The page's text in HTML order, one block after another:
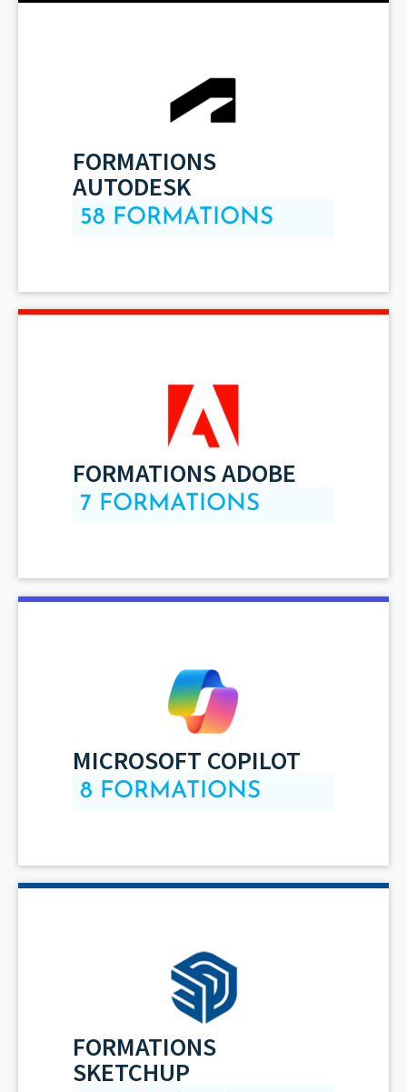
FORMATIONS
AUTODESK
58 FORMATIONS
FORMATIONS ADOBE
7 FORMATIONS
MICROSOFT COPILOT
8 FORMATIONS
FORMATIONS
SKETCHUP